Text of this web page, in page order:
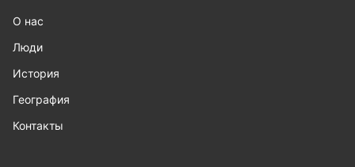
О нас
Люди
История
География
Контакты